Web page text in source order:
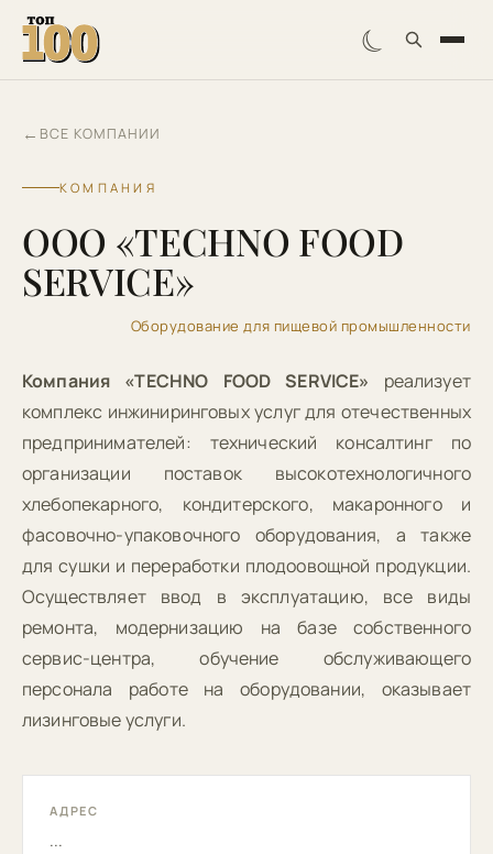
☾
← ВСЕ КОМПАНИИ
КОМПАНИЯ
OOO «TECHNO FOOD
SERVICE»
Оборудование для пищевой промышленности
Компания «TECHNO FOOD SERVICE» реализует
комплекс инжиниринговых услуг для отечественных
предпринимателей: технический консалтинг по
организации поставок высокотехнологичного
хлебопекарного, кондитерского, макаронного и
фасовочно-упаковочного оборудования, а также
для сушки и переработки плодоовощной продукции.
Осуществляет ввод в эксплуатацию, все виды
ремонта, модернизацию на базе собственного
cервис-центра, обучение обслуживающего
персонала работе на оборудовании, оказывает
лизинговые услуги.
АДРЕС
...